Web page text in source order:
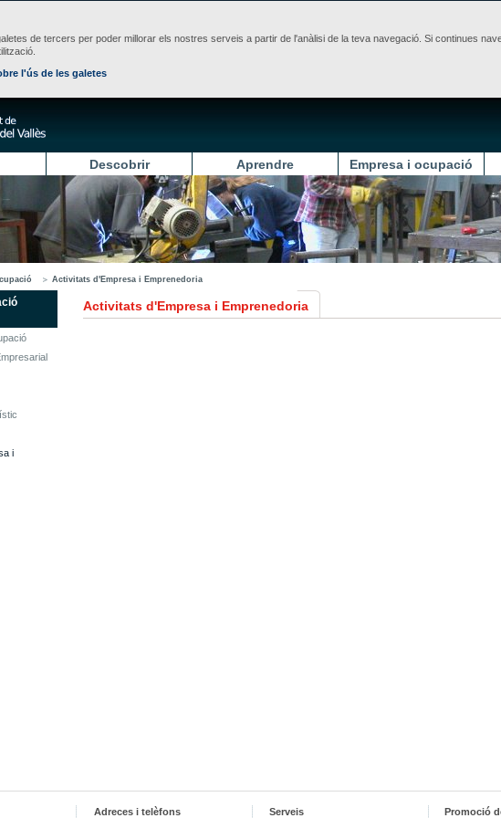
de tercers per poder millorar els nostres serveis a partir de l'anàlisi de la teva navegació. Si continues
l'ús de les galetes
Descobrir Aprendre Empresa i ocupació
Activitats d'Empresa i Emprenedoria
i
Activitats d'Empresa i Emprenedoria
Adreces i telèfons Serveis Promoció